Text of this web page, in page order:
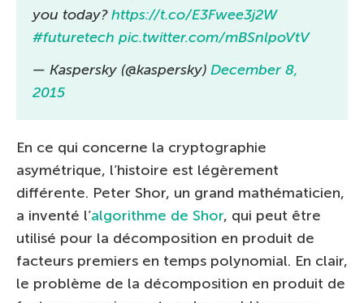
you today?https://t.co/E3Fwee3j2W
#futuretech pic.twitter.com/mBSnlpoVtV
— Kaspersky (@kaspersky) December 8,
2015
En ce qui concerne la cryptographie
asymétrique, l’histoire est légèrement
différente. Peter Shor, un grand mathématicien,
a inventé l’algorithme de Shor, qui peut être
utilisé pour la décomposition en produit de
facteurs premiers en temps polynomial. En clair,
le problème de la décomposition en produit de